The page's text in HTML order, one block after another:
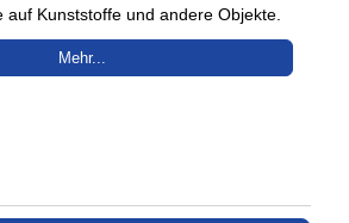
auf Kunststoffe und andere Objekte.
Mehr...